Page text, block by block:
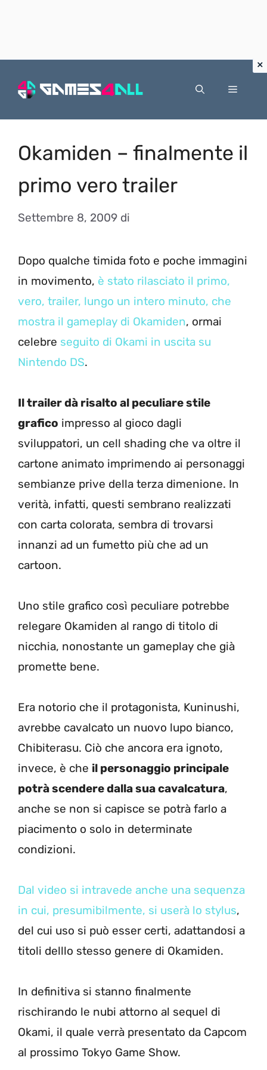
Menu
Okamiden – finalmente il
primo vero trailer
Settembre 8, 2009 di
Dopo qualche timida foto e poche immagini
in movimento, è stato rilasciato il primo,
vero, trailer, lungo un intero minuto, che
mostra il gameplay di Okamiden, ormai
celebre seguito di Okami in uscita su
Nintendo DS.
Il trailer dà risalto al peculiare stile
grafico impresso al gioco dagli
sviluppatori, un cell shading che va oltre il
cartone animato imprimendo ai personaggi
sembianze prive della terza dimenione. In
verità, infatti, questi sembrano realizzati
con carta colorata, sembra di trovarsi
innanzi ad un fumetto più che ad un
cartoon.
Uno stile grafico così peculiare potrebbe
relegare Okamiden al rango di titolo di
nicchia, nonostante un gameplay che già
promette bene.
Era notorio che il protagonista, Kuninushi,
avrebbe cavalcato un nuovo lupo bianco,
Chibiterasu. Ciò che ancora era ignoto,
invece, è che il personaggio principale
potrà scendere dalla sua cavalcatura,
anche se non si capisce se potrà farlo a
piacimento o solo in determinate
condizioni.
Dal video si intravede anche una sequenza
in cui, presumibilmente, si userà lo stylus,
del cui uso si può esser certi, adattandosi a
titoli delllo stesso genere di Okamiden.
In definitiva si stanno finalmente
rischirando le nubi attorno al sequel di
Okami, il quale verrà presentato da Capcom
al prossimo Tokyo Game Show.